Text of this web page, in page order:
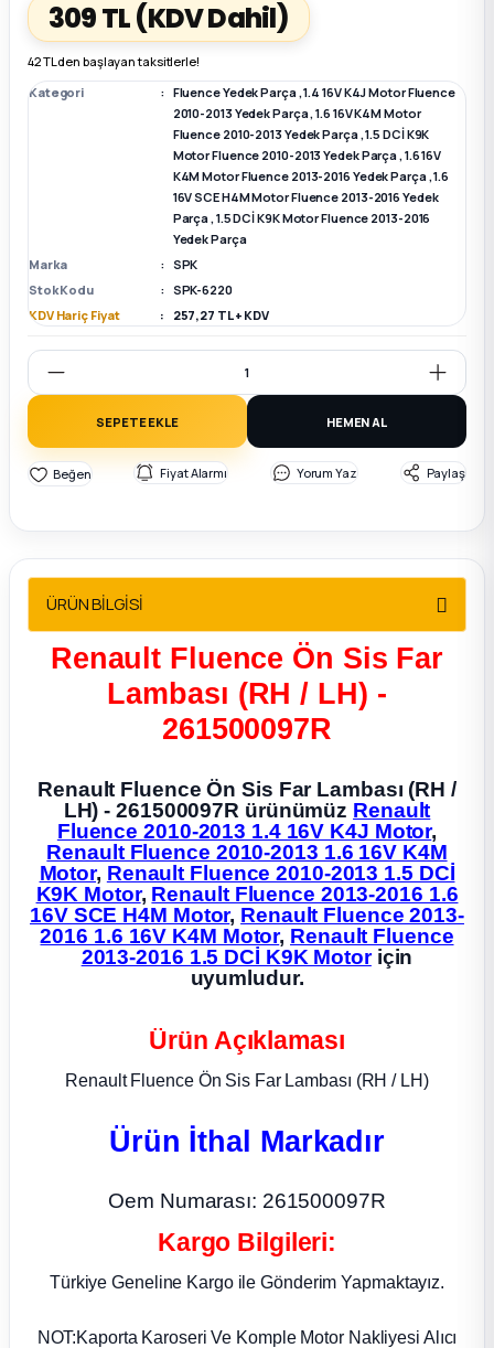
Parça
Parça
Sedan
Parça
Parça
Parça
309 TL(KDV Dahil)
42 TL den başlayan taksitlerle!
Kategori
Fluence Yedek Parça,1.4 16V K4J Motor Fluence
2010-2013 Yedek Parça,1.6 16V K4M Motor
Fluence 2010-2013 Yedek Parça,1.5 DCİ K9K
Motor Fluence 2010-2013 Yedek Parça,1.6 16V
K4M Motor Fluence 2013-2016 Yedek Parça,1.6
16V SCE H4M Motor Fluence 2013-2016 Yedek
Parça,1.5 DCİ K9K Motor Fluence 2013-2016
Yedek Parça
Marka
SPK
Stok Kodu
SPK-6220
KDV Hariç Fiyat
257,27 TL + KDV
SEPETE EKLE HEMEN AL
Fiyat Alarmı Yorum Yaz Paylaş
ÜRÜN BİLGİSİ
Renault Fluence Ön Sis Far
Lambası (RH / LH) -
261500097R
Renault Fluence Ön Sis Far Lambası (RH /
LH) - 261500097R ürünümüz Renault
Fluence 2010-2013 1.4 16V K4J Motor,
Renault Fluence 2010-2013 1.6 16V K4M
Motor, Renault Fluence 2010-2013 1.5 DCİ
K9K Motor, Renault Fluence 2013-2016 1.6
16V SCE H4M Motor, Renault Fluence 2013-
2016 1.6 16V K4M Motor, Renault Fluence
2013-2016 1.5 DCİ K9K Motoriçin
uyumludur.
Ürün Açıklaması
Renault Fluence Ön Sis Far Lambası (RH / LH)
Ürün İthal Markadır
Oem Numarası: 261500097R
Kargo Bilgileri:
Türkiye Geneline Kargo ile Gönderim Yapmaktayız.
NOT:Kaporta Karoseri Ve Komple Motor Nakliyesi Alıcı